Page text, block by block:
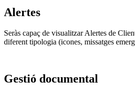
Alertes
Seràs capaç de visualitzar Alertes de
diferent tipologia (icones, missatges
Gestió documental